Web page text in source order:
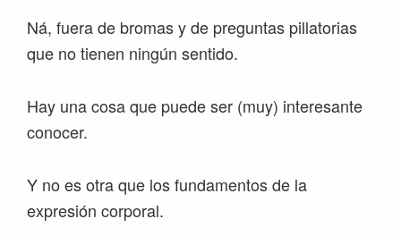
Ná, fuera de bromas y de preguntas pillatorias
que no tienen ningún sentido.
Hay una cosa que puede ser (muy) interesante
conocer.
Y no es otra que los fundamentos de la
expresión corporal.